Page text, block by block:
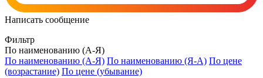
Написать сообщение
Фильтр
По наименованию (А-Я)
По наименованию (А-Я) По наименованию (Я-А) По цене
(возрастание) По цене (убывание)